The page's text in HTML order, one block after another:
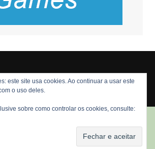
Nerds. Todos os direitos reservados
este site usa cookies. Ao continuar a usar este
o uso deles.
sobre como controlar os cookies, consulte: